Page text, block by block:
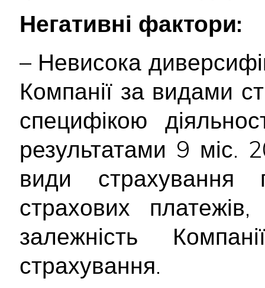
Негативні фактори:
– Невисока
Компанії за видами
специфікою
результатами 9 міс.
види страхування
страхових
залежність
страхування.